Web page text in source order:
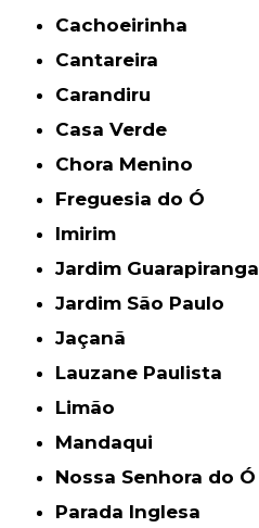
Cachoeirinha
Cantareira
Carandiru
Casa Verde
Chora Menino
Freguesia do Ó
Imirim
Jardim Guarapiranga
Jardim São Paulo
Jaçanã
Lauzane Paulista
Limão
Mandaqui
Nossa Senhora do Ó
Parada Inglesa